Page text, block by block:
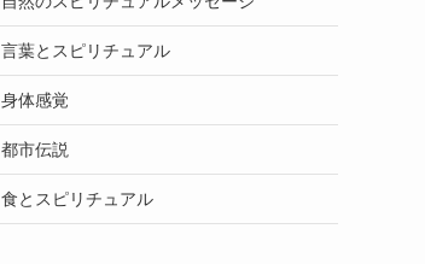
言葉とスピリチュアル
身体感覚
都市伝説
食とスピリチュアル